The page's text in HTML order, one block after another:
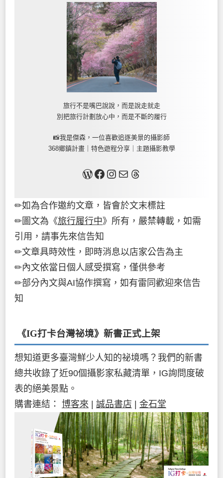
旅行不是嘴巴說說，而是說走就走
別把旅行計劃放心中，而是不斷的履行
📸我是傑森，一位喜歡追逐美景的攝影師
368鄉鎮計畫｜特色遊程分享｜主題攝影教學
關於我Facebook InstagramMail Threads
✏如為合作邀約文章，皆會於文末標註
✏圖文為《旅行履行中》所有，嚴禁轉載，如需
引用，請事先來信告知
✏文章具時效性，即時消息以店家公告為主
✏內文依當日個人感受撰寫，僅供參考
✏部分內文與AI協作撰寫，如有雷同歡迎來信告
知
《IG打卡台灣祕境》新書正式上架
想知道更多臺灣鮮少人知的祕境嗎？我們的新書
總共收錄了近90個攝影家私藏清單，IG詢問度破
表的絕美景點。
購書連結： 博客來 誠品書店 金石堂